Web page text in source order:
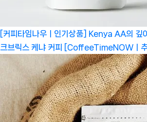
[커피타임나우ㅣ인기상품] Kenya AA의 깊
크브릭스 케냐 커피 [CoffeeTimeNOWㅣ